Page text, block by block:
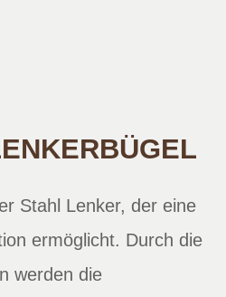
Stahl Lenker, der eine
ermöglicht. Durch die
werden die